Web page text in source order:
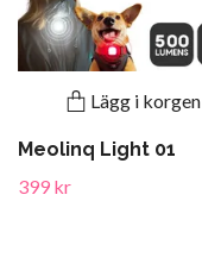
Lägg i korgen
Meolinq Light 01
399 kr